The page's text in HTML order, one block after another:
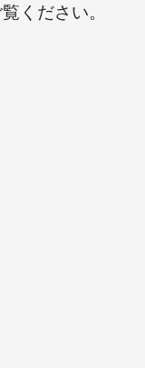
ください。